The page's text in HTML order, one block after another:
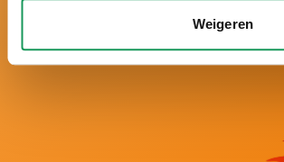
Weigeren
furnishings, plenty of wellness
of peace and space around the